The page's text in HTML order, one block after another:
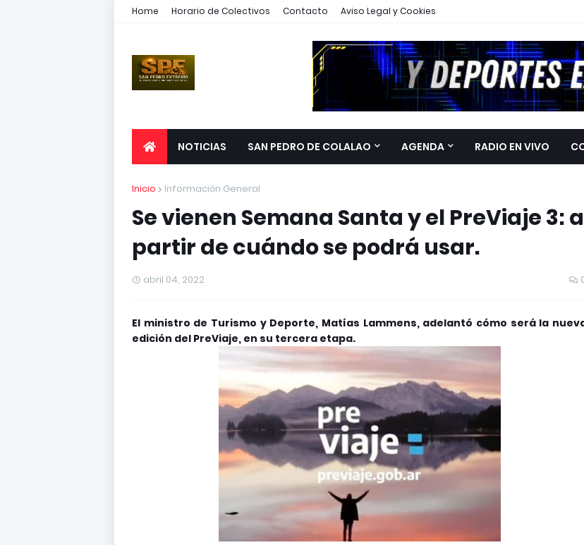
Home Horario de Colectivos Contacto Aviso Legal y Cookies
NOTICIAS SAN PEDRO DE COLALAO AGENDA RADIO EN VIVO
Inicio Información General
Se vienen Semana Santa y el PreViaje 3: a
partir de cuándo se podrá usar.
abril 04, 2022
El ministro de Turismo y Deporte, Matías Lammens, adelantó cómo será la
edición del PreViaje, en su tercera etapa.